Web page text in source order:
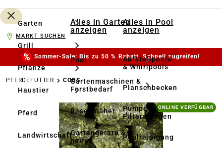
Garten
Grill
Pflanze
Haustier
Pferd
Landwirtschaft
Alles in Garten
anzeigen
Pool
Gartenmaschinen &
Forstbedarf
Rasenmäher
Gartengeräte & -
helfer
Alles in Pool
anzeigen
Aufstellpools
& Whirlpools
Planschbecken
Pumpen &
Filteranlagen
Poolreinigung
MARKT SUCHEN
Sommer-Sale: Bis zu 50 % Rabatt. Schnell zugreifen!
PFERDEFUTTER COBS
Bildergalerie überspringen ONLINE VERFÜGBAR